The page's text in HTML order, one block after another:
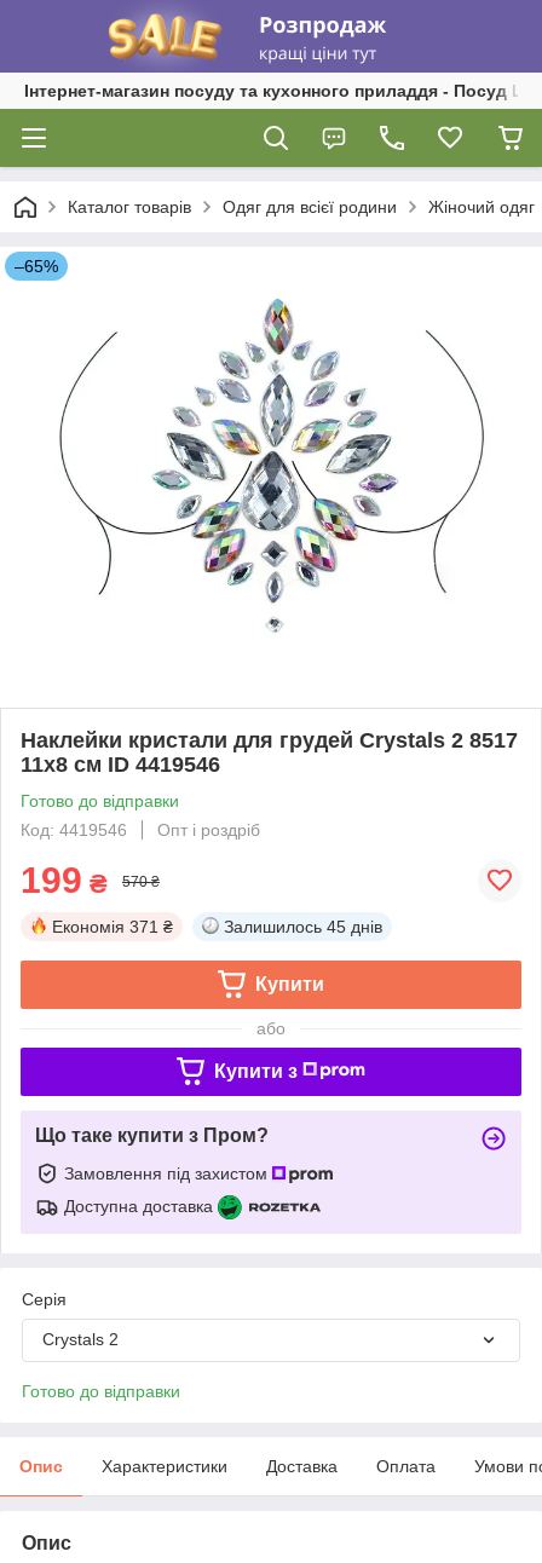
Інтернет-магазин посуду та кухонного приладдя - Посуд
Каталог товарів Одяг для всієї родини Жіночий одяг
–65%
Наклейки кристали для грудей Crystals 2 8517
11х8 см ID 4419546
Готово до відправки
Код: 4419546
Опт і роздріб
199 ₴ 570 ₴
Економія 371 ₴ Залишилось 45 днів
Купити
або
Купити з
Що таке купити з Пром?
Замовлення під захистом
Доступна доставка
Серія
Crystals 2
Готово до відправки
Опис Характеристики Доставка Оплата Умови
Опис